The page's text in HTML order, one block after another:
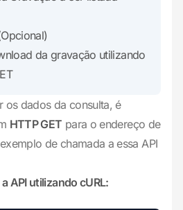
da gravação utilizando
os dados da consulta, é
HTTP GET para o endereço de
de chamada a essa API
API utilizando cURL: